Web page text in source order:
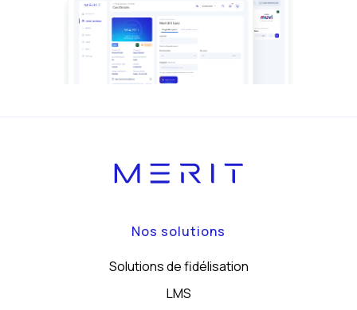
Nos solutions
Solutions de fidélisation
LMS